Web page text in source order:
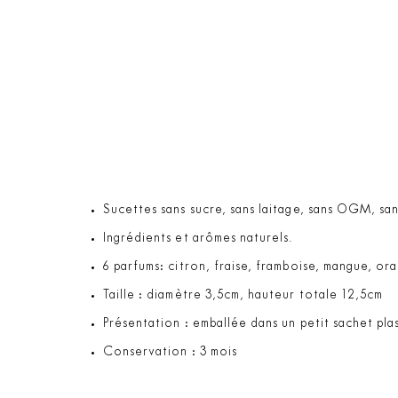
Sucettes sans sucre, sans laitage, sans OGM,
Ingrédients et arômes naturels.
6 parfums: citron, fraise, framboise, mangue,
Taille : diamètre 3,5cm, hauteur totale 12,5cm
Présentation : emballée dans un petit sachet
Conservation : 3 mois